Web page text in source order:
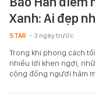
Xanh: Ai đẹp
STAR - 3 ngày trước
Trong khi phong cách
nhiều lời khen ngợi,
cộng đồng người hâm